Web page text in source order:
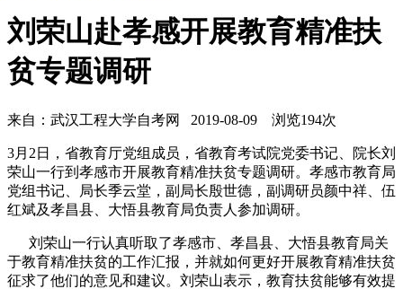
刘荣山赴孝感开展教育精准扶
贫专题调研
来自：武汉工程大学自考网 2019-08-09 浏览194次
3月2日，省教育厅党组成员，省教育考试院党委书记、院长刘
荣山一行到孝感市开展教育精准扶贫专题调研。孝感市教育局
党组书记、局长季云堂，副局长殷世德，副调研员颜中祥、伍
红斌及孝昌县、大悟县教育局负责人参加调研。
刘荣山一行认真听取了孝感市、孝昌县、大悟县教育局关
于教育精准扶贫的工作汇报，并就如何更好开展教育精准扶贫
征求了他们的意见和建议。刘荣山表示，教育扶贫能够有效提